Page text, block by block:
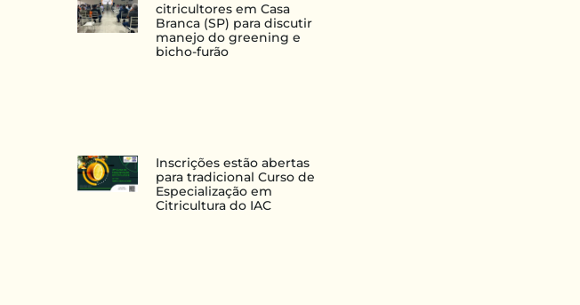
citricultores em Casa
Branca (SP) para discutir
manejo do greening e
bicho-furão
Inscrições estão abertas
para tradicional Curso de
Especialização em
Citricultura do IAC